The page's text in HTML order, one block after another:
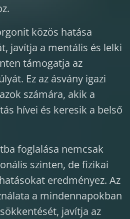
közös hatása
javítja a mentális és lelki
támogatja az
Ez az ásvány igazi
számára, akik a
hívei és keresik a belső
foglalása nemcsak
szinten, de fizikai
eredményez. Az
a mindennapokban
javítja az